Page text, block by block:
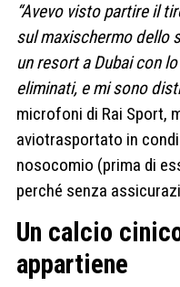
“Avevo visto partire il
sul maxischermo dello
un resort a Dubai con
eliminati, e mi sono
microfoni di Rai Sport,
aviotrasportato in
nosocomio (prima di
perché senza
Un calcio
appartiene